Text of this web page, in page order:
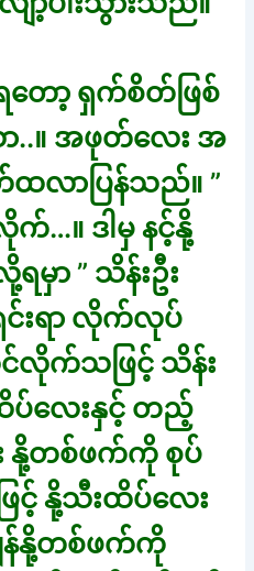
ော့ ရှက်စိတ်ဖြစ်
..။ အဖုတ်လေး အ
လာပြန်သည်။ ”
က်…။ ဒါမှ နင့်နို့
မှာ ” သိန်းဦး
းရာ လိုက်လုပ်
င်လိုက်သဖြင့် သိန်း
ပ်လေးနှင့် တည့်
နို့တစ်ဖက်ကို စုပ်
ြင့် နို့သီးထိပ်လေး
နို့တစ်ဖက်ကို